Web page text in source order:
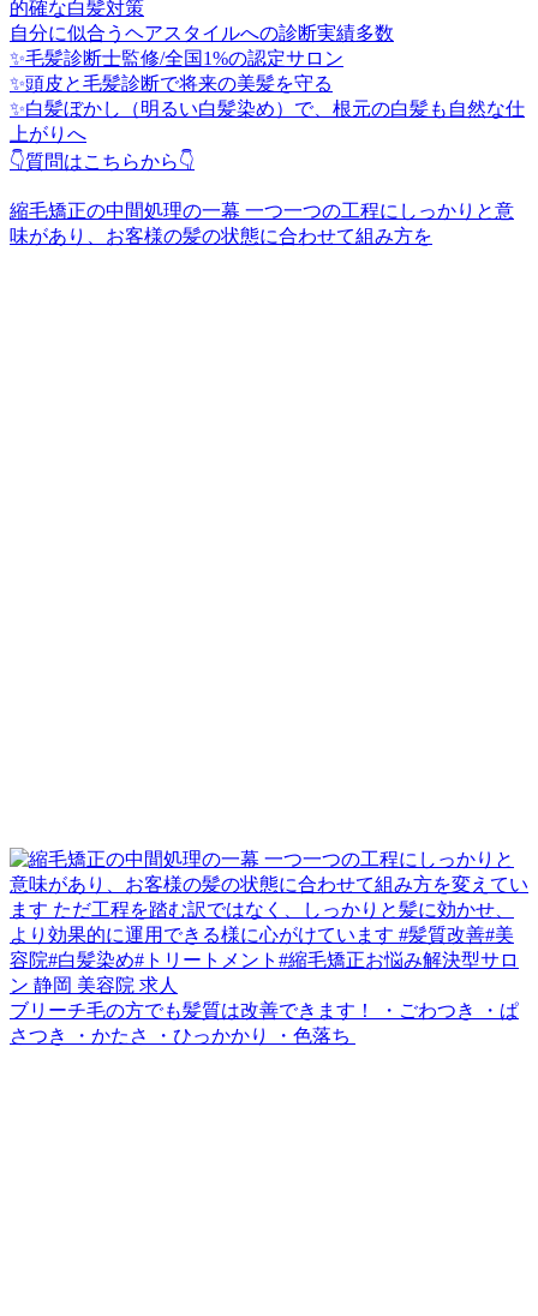
的確な白髪対策
自分に似合うヘアスタイルへの診断実績多数
✨毛髪診断士監修/全国1%の認定サロン
✨頭皮と毛髪診断で将来の美髪を守る
✨白髪ぼかし（明るい白髪染め）で、根元の白髪も自然な仕
上がりへ
👇質問はこちらから👇
縮毛矯正の中間処理の一幕 一つ一つの工程にしっかりと意
味があり、お客様の髪の状態に合わせて組み方を
ブリーチ毛の方でも髪質は改善できます！ ・ごわつき ・ぱ
さつき ・かたさ ・ひっかかり ・色落ち ⁡